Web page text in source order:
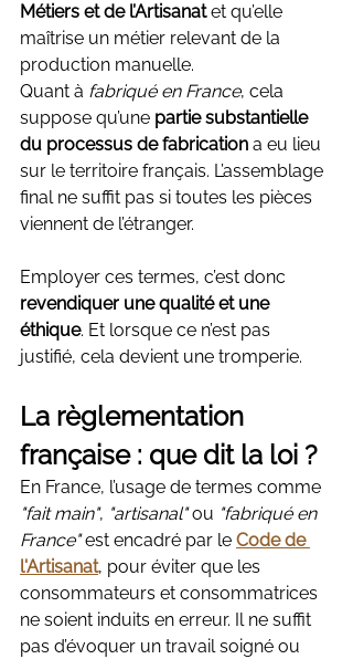
Métiers et de l’Artisanat et qu’elle
maîtrise un métier relevant de la
production manuelle.
Quant à fabriqué en France, cela
suppose qu’une partie substantielle
du processus de fabrication a eu lieu
sur le territoire français. L’assemblage
final ne suffit pas si toutes les pièces
viennent de l’étranger.
Employer ces termes, c’est donc
revendiquer une qualité et une
éthique. Et lorsque ce n’est pas
justifié, cela devient une tromperie.
La règlementation
française : que dit la loi ?
En France, l’usage de termes comme
"fait main", "artisanal" ou "fabriqué en
France" est encadré par le Code de
l'Artisanat, pour éviter que les
consommateurs et consommatrices
ne soient induits en erreur. Il ne suffit
pas d’évoquer un travail soigné ou